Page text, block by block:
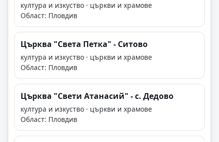
култура и изкуство · църкви и храмове
Област: Пловдив
Църква "Света Петка" - Ситово
култура и изкуство · църкви и храмове
Област: Пловдив
Църква "Свети Атанасий" - с. Дедово
култура и изкуство · църкви и храмове
Област: Пловдив